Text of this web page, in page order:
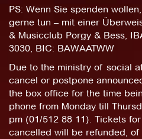
PS: Wenn Sie spenden
gerne tun – mit einer
& Musicclub Porgy & Bess,
3030, BIC: BAWAATWW
Due to the ministry of social
cancel or postpone
the box office for the time
phone from Monday till
pm (01/512 88 11). Tickets
cancelled will be refunded,